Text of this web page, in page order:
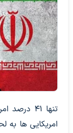
تنها ۴۱
امریکایی ها به